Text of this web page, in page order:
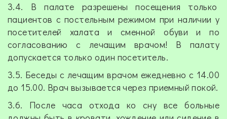
3.4. В палате разрешены посещения только
пациентов с постельным режимом при наличии у
посетителей халата и сменной обуви и по
согласованию с лечащим врачом! В палату
допускается только один посетитель.
3.5. Беседы с лечащим врачом ежедневно с 14.00
до 15.00. Врач вызывается через приемный покой.
3.6. После часа отхода ко сну все больные